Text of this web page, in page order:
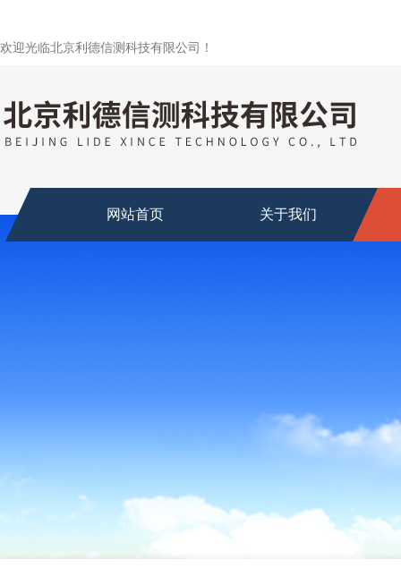
欢迎光临北京利德信测科技有限公司！
网站首页 关于我们